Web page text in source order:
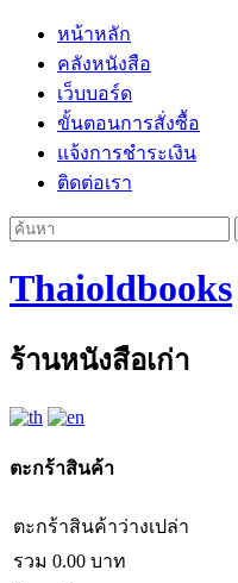
หน้าหลัก
คลังหนังสือ
เว็บบอร์ด
ขั้นตอนการสั่งซื้อ
แจ้งการชำระเงิน
ติดต่อเรา
Thaioldbooks
ร้านหนังสือเก่า
ตะกร้าสินค้า
ตะกร้าสินค้าว่างเปล่า
รวม 0.00 บาท